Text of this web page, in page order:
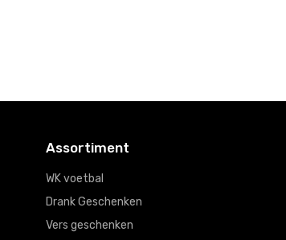
Assortiment
WK voetbal
Drank Geschenken
Vers geschenken